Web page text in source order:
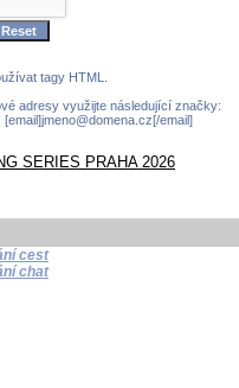
tagy HTML.
adresy využijte následující značky:
email]
SERIES PRAHA 2026
cest
chat